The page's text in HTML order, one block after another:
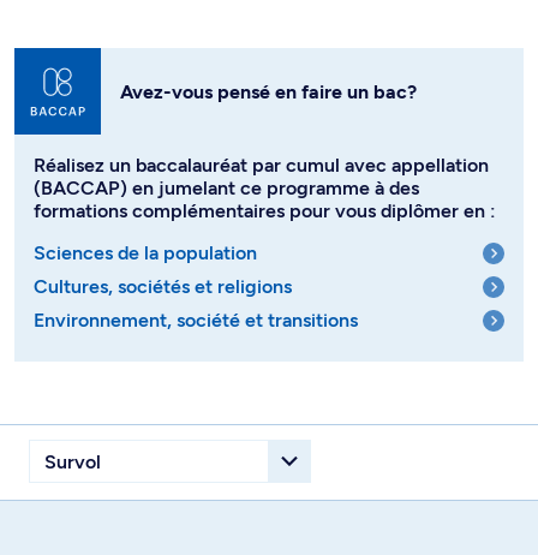
Avez-vous pensé en faire un bac?
Réalisez un baccalauréat par cumul avec appellation
(BACCAP) en jumelant ce programme à des
formations complémentaires pour vous diplômer en :
Sciences de la population
Cultures, sociétés et religions
Environnement, société et transitions